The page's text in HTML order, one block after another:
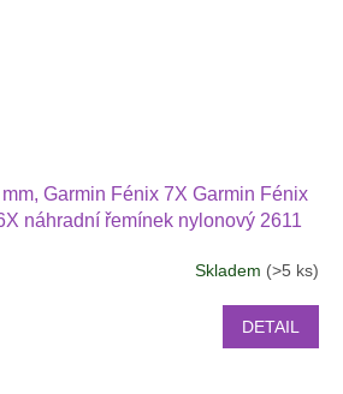
Garmin Fénix 7X Garmin Fénix
náhradní řemínek nylonový 2611
Skladem (>5 ks)
DETAIL